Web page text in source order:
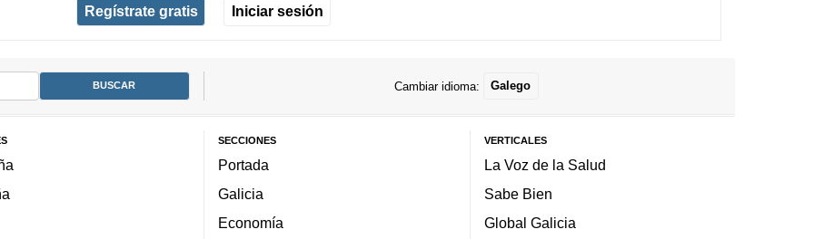
Regístrate gratis Iniciar sesión
Cambiar idioma: Galego
SECCIONES
Portada
Galicia
Economía
VERTICALES
La Voz de la Salud
Sabe Bien
Global Galicia